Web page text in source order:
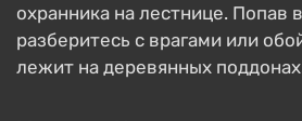
охранника на лестнице. Попав
разберитесь с врагами или
лежит на деревянных